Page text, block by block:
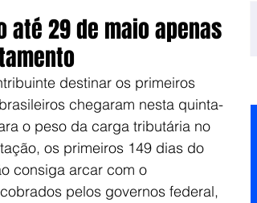
até 29 de maio apenas
destinar os primeiros
chegaram nesta quinta-
o peso da carga tributária no
os primeiros 149 dias do
consiga arcar com o
pelos governos federal,